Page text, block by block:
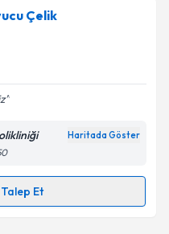
için randevu takvimi
randevu almanız
e-posta ile
ilişkinAydınlatma
verilerimin belirtilen
ediyorum.
Çelik
Haritada Göster
Et